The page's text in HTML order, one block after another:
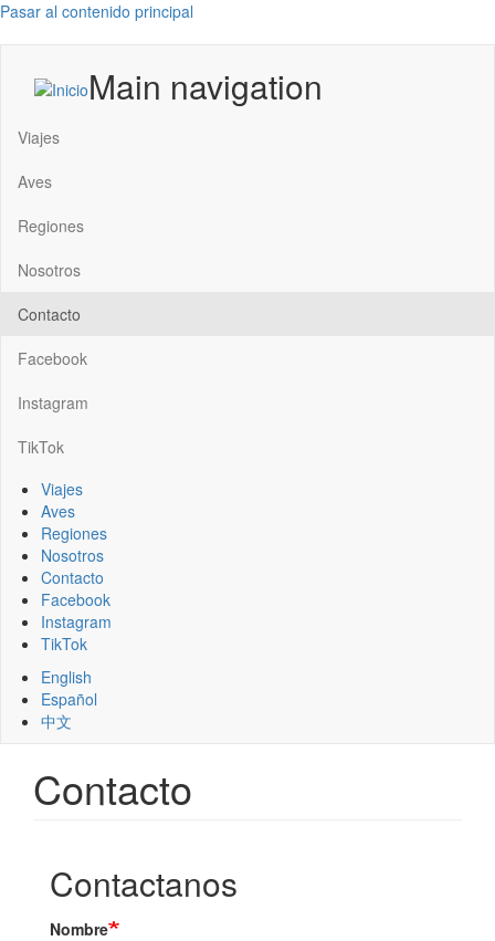
Pasar al contenido principal
Main navigation
Viajes
Aves
Regiones
Nosotros
Contacto
Facebook
Instagram
TikTok
Viajes
Aves
Regiones
Nosotros
Contacto
Facebook
Instagram
TikTok
English
Español
中文
Contacto
Contactanos
Nombre